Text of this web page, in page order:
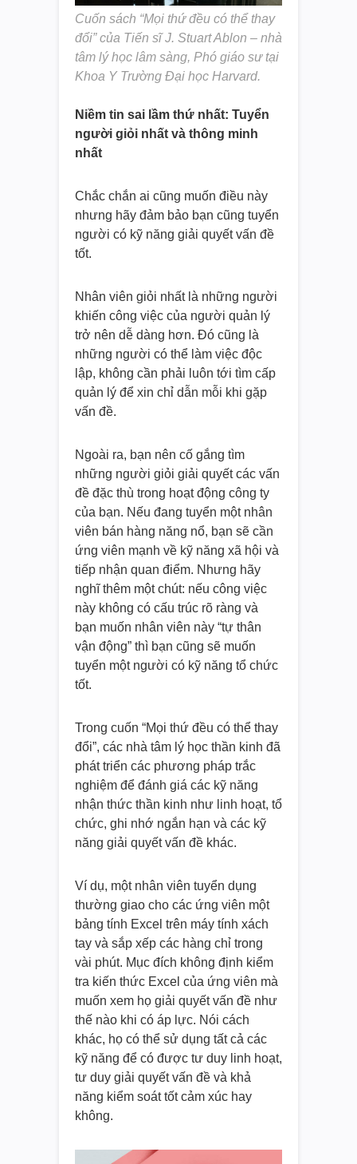
Cuốn sách “Mọi thứ đều có thể thay
đổi” của Tiến sĩ J. Stuart Ablon – nhà
tâm lý học lâm sàng, Phó giáo sư tại
Khoa Y Trường Đại học Harvard.
Niềm tin sai lầm thứ nhất: Tuyển
người giỏi nhất và thông minh
nhất
Chắc chắn ai cũng muốn điều này
nhưng hãy đảm bảo bạn cũng tuyển
người có kỹ năng giải quyết vấn đề
tốt.
Nhân viên giỏi nhất là những người
khiến công việc của người quản lý
trở nên dễ dàng hơn. Đó cũng là
những người có thể làm việc độc
lập, không cần phải luôn tới tìm cấp
quản lý để xin chỉ dẫn mỗi khi gặp
vấn đề.
Ngoài ra, bạn nên cố gắng tìm
những người giỏi giải quyết các vấn
đề đặc thù trong hoạt động công ty
của bạn. Nếu đang tuyển một nhân
viên bán hàng năng nổ, bạn sẽ cần
ứng viên mạnh về kỹ năng xã hội và
tiếp nhận quan điểm. Nhưng hãy
nghĩ thêm một chút: nếu công việc
này không có cấu trúc rõ ràng và
bạn muốn nhân viên này “tự thân
vận động” thì bạn cũng sẽ muốn
tuyển một người có kỹ năng tổ chức
tốt.
Trong cuốn “Mọi thứ đều có thể thay
đổi”, các nhà tâm lý học thần kinh đã
phát triển các phương pháp trắc
nghiệm để đánh giá các kỹ năng
nhận thức thần kinh như linh hoạt, tổ
chức, ghi nhớ ngắn hạn và các kỹ
năng giải quyết vấn đề khác.
Ví dụ, một nhân viên tuyển dụng
thường giao cho các ứng viên một
bảng tính Excel trên máy tính xách
tay và sắp xếp các hàng chỉ trong
vài phút. Mục đích không định kiểm
tra kiến thức Excel của ứng viên mà
muốn xem họ giải quyết vấn đề như
thế nào khi có áp lực. Nói cách
khác, họ có thể sử dụng tất cả các
kỹ năng để có được tư duy linh hoạt,
tư duy giải quyết vấn đề và khả
năng kiểm soát tốt cảm xúc hay
không.